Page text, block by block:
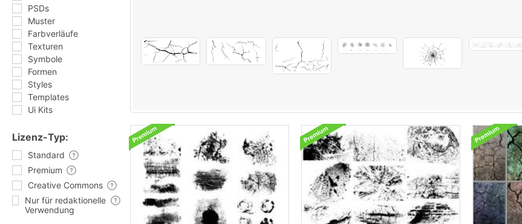
PSDs
Muster
Farbverläufe
Texturen
Symbole
Formen
Styles
Templates
Ui Kits
Lizenz-Typ:
Standard
Premium
Creative Commons
Nur für redaktionelle
Verwendung